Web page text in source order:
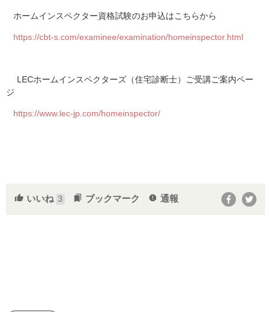
ホームインスペクター資格試験のお申込はこちらから
https://cbt-s.com/examinee/examination/homeinspector.html
LECホームインスペクターズ（住宅診断士）ご受講ご案内ペー
ジ
https://www.lec-jp.com/homeinspector/
thumb_up いいね 3 bookmarks ブックマーク report 通報